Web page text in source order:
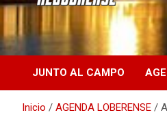
AGENDA
Sitio de Noticias de Necochea
JUNTO AL CAMPO
Inicio AGENDA LOBERENSE